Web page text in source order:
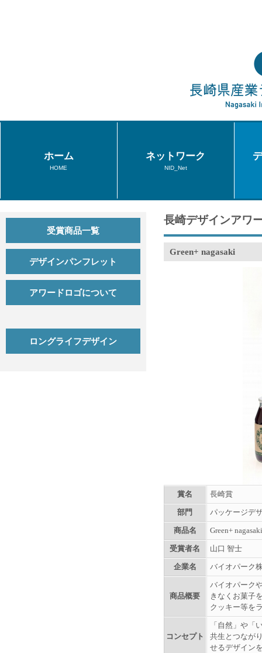
ホーム
HOME
ネットワーク
NID_Net
長崎デザインアワ
Green+ nagasaki
賞名 長崎賞
部門 パッケージデ
商品名 Green+ nagasaki
受賞者名 山口 智士
企業名 バイオパーク
商品概要
バイオパーク
きなくお菓子
クッキー等を
コンセプト
「自然」や「
共生とつなが
せるデザイン
受賞商品一覧
デザインパンフレット
アワードロゴについて
ロングライフデザイン